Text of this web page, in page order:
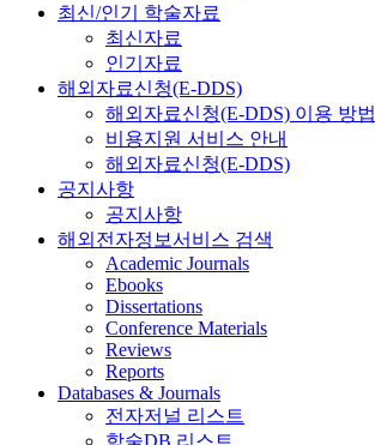
최신/인기 학술자료
최신자료
인기자료
해외자료신청(E-DDS)
해외자료신청(E-DDS) 이용 방법
비용지원 서비스 안내
해외자료신청(E-DDS)
공지사항
공지사항
해외전자정보서비스 검색
Academic Journals
Ebooks
Dissertations
Conference Materials
Reviews
Reports
Databases & Journals
전자저널 리스트
학술DB 리스트